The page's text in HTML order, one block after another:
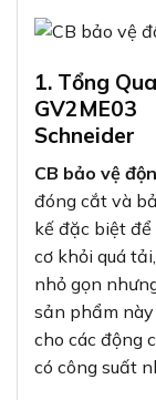
1. Tổng
GV2ME03
Schneider
CB bảo vệ
đóng cắt và
kế đặc biệt
cơ khỏi quá
nhỏ gọn
sản phẩm
cho các động
có công suất